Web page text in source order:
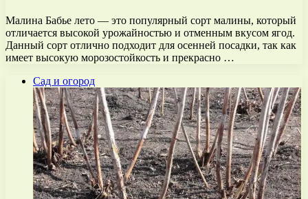
Малина Бабье лето — это популярный сорт малины, который
отличается высокой урожайностью и отменным вкусом ягод.
Данный сорт отлично подходит для осенней посадки, так как
имеет высокую морозостойкость и прекрасно …
Сад и огород